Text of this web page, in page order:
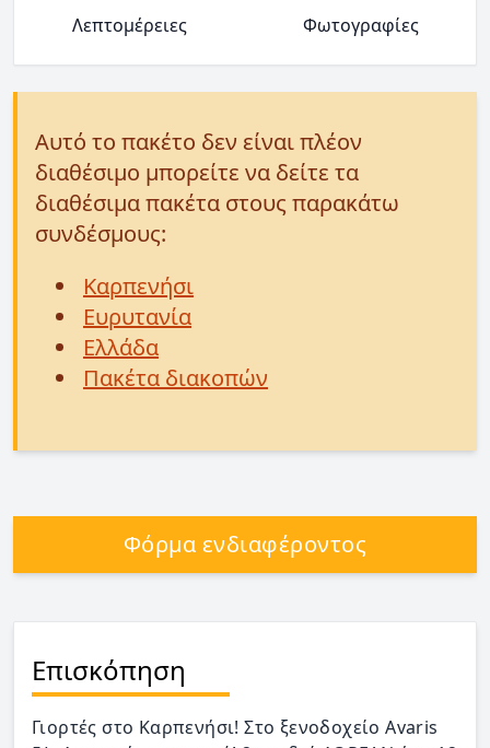
Λεπτομέρειες Φωτογραφίες
Αυτό το πακέτο δεν είναι πλέον
διαθέσιμο μπορείτε να δείτε τα
διαθέσιμα πακέτα στους παρακάτω
συνδέσμους:
Καρπενήσι
Ευρυτανία
Ελλάδα
Πακέτα διακοπών
Φόρμα ενδιαφέροντος
Επισκόπηση
Γιορτές στο Καρπενήσι! Στο ξενοδοχείο Avaris